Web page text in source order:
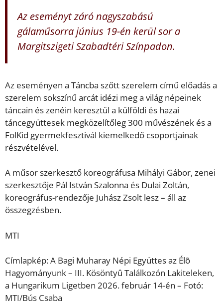
Az eseményt záró nagyszabású
gálaműsorra június 19-én kerül sor a
Margitszigeti Szabadtéri Színpadon.
Az eseményen a Táncba szőtt szerelem című előadás a
szerelem sokszínű arcát idézi meg a világ népeinek
táncain és zenéin keresztül a külföldi és hazai
táncegyüttesek megközelítőleg 300 művészének és a
FolKid gyermekfesztivál kiemelkedő csoportjainak
részvételével.
A műsor szerkesztő koreográfusa Mihályi Gábor, zenei
szerkesztője Pál István Szalonna és Dulai Zoltán,
koreográfus-rendezője Juhász Zsolt lesz – áll az
összegzésben.
MTI
Címlapkép: A Bagi Muharay Népi Együttes az Élõ
Hagyományunk – III. Kösöntyû Találkozón Lakiteleken,
a Hungarikum Ligetben 2026. február 14-én – Fotó:
MTI/Bús Csaba